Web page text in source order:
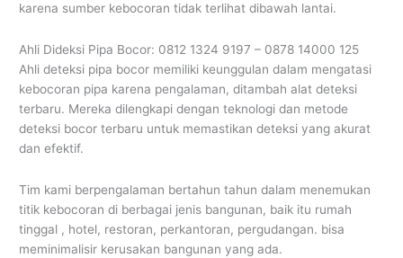
karena sumber kebocoran tidak terlihat dibawah lantai.
Ahli Dideksi Pipa Bocor: 0812 1324 9197 – 0878 14000 125
Ahli deteksi pipa bocor memiliki keunggulan dalam mengatasi
kebocoran pipa karena pengalaman, ditambah alat deteksi
terbaru. Mereka dilengkapi dengan teknologi dan metode
deteksi bocor terbaru untuk memastikan deteksi yang akurat
dan efektif.
Tim kami berpengalaman bertahun tahun dalam menemukan
titik kebocoran di berbagai jenis bangunan, baik itu rumah
tinggal , hotel, restoran, perkantoran, pergudangan. bisa
meminimalisir kerusakan bangunan yang ada.